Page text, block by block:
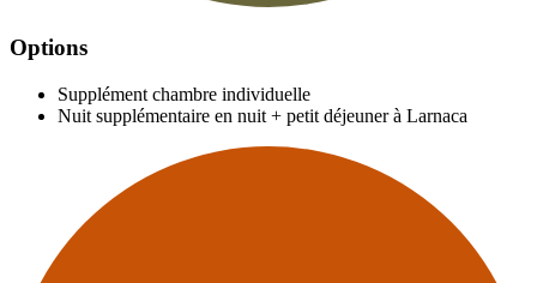
Options
Supplément chambre individuelle
Nuit supplémentaire en nuit + petit déjeuner à Larnaca